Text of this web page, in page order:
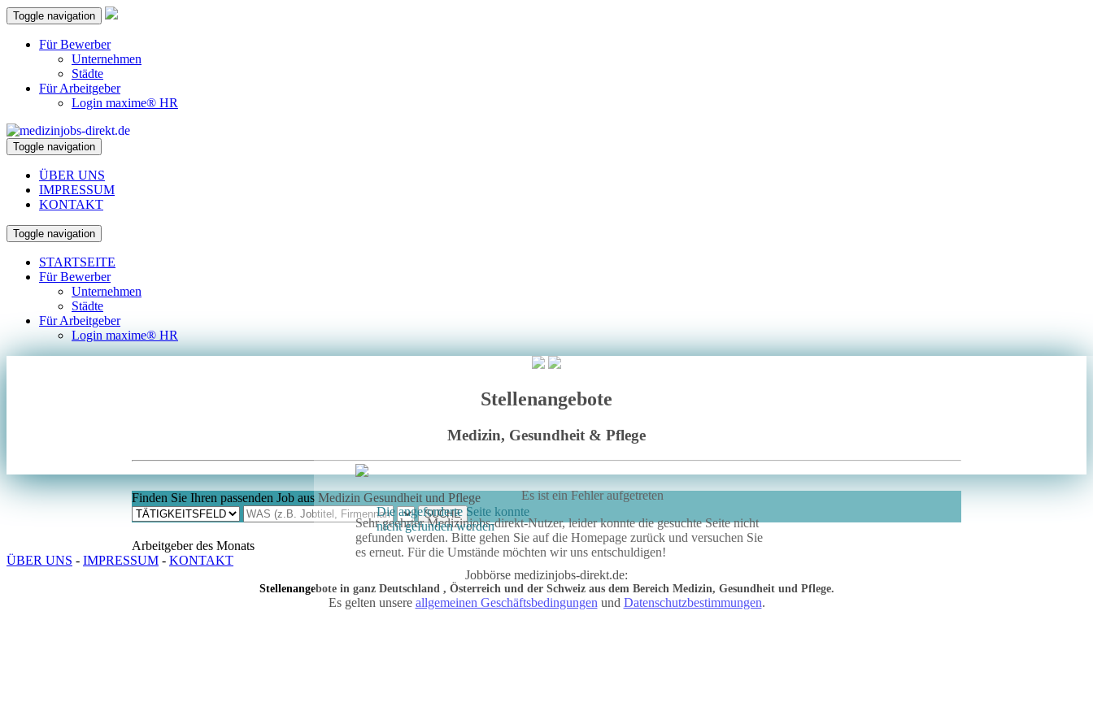
Toggle navigation
Für Bewerber
Unternehmen
Städte
Für Arbeitgeber
Login maxime® HR
Toggle navigation
ÜBER UNS
IMPRESSUM
KONTAKT
Toggle navigation
STARTSEITE
Für Bewerber
Unternehmen
Städte
Für Arbeitgeber
Login maxime® HR
Stellenangebote
Medizin, Gesundheit & Pflege
Die angeforderte Seite konnte
nicht gefunden werden
Es ist ein Fehler aufgetreten
Sehr geehrter Medizinjobs-direkt-Nutzer, leider konnte die gesuchte Seite nicht
gefunden werden. Bitte gehen Sie auf die Homepage zurück und versuchen Sie
es erneut. Für die Umstände möchten wir uns entschuldigen!
Finden Sie Ihren passenden Job aus Medizin Gesundheit und Pflege
Arbeitgeber des Monats
ÜBER UNS - IMPRESSUM - KONTAKT
Jobbörse medizinjobs-direkt.de:
Stellenangebote in ganz Deutschland , Österreich und der Schweiz aus dem Bereich Medizin, Gesundheit und Pflege.
Es gelten unsere allgemeinen Geschäftsbedingungen und Datenschutzbestimmungen.